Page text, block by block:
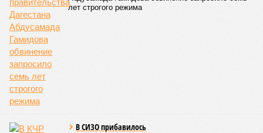
лет строгого режима
В СИЗО прибавилось